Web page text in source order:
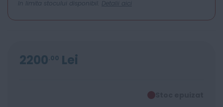
In limita stocului disponibil. Detalii aici
2200 00 Lei